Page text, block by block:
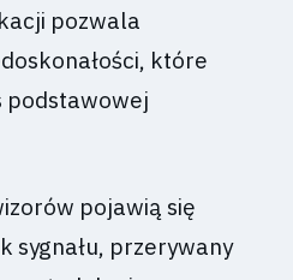
pozwala
które
podstawowej
pojawią się
sygnału, przerywany